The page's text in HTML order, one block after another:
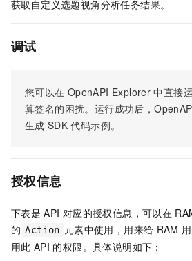
获取自定义选题视角分析任务结果。
调试
您可以在 OpenAPI Explorer 中直接
算签名的困扰。运行成功后，
生成 SDK 代码示例。
授权信息
下表是 API 对应的授权信息，可以在
的 Action 元素中使用，用来给 RAM
用此 API 的权限。具体说明如下：